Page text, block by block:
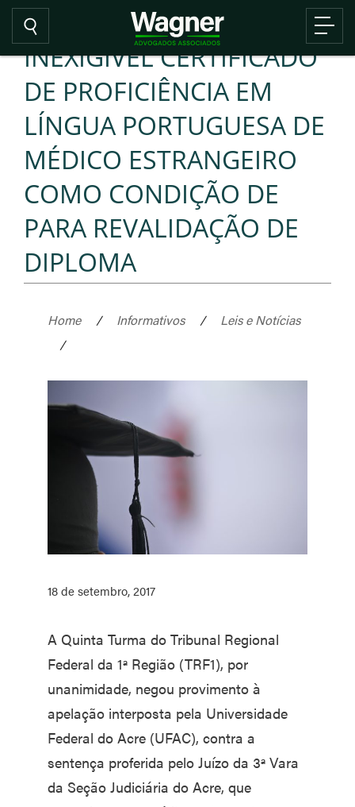
INEXIGÍVEL CERTIFICADO
DE PROFICIÊNCIA EM
LÍNGUA PORTUGUESA DE
MÉDICO ESTRANGEIRO
COMO CONDIÇÃO DE
PARA REVALIDAÇÃO DE
DIPLOMA
Home / Informativos /
Leis e Notícias
/
18 de setembro, 2017
A Quinta Turma do Tribunal Regional
Federal da 1ª Região (TRF1), por
unanimidade, negou provimento à
apelação interposta pela Universidade
Federal do Acre (UFAC), contra a
sentença proferida pelo Juízo da 3ª Vara
da Seção Judiciária do Acre, que